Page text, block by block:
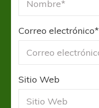
Correo electrónico*
Sitio Web